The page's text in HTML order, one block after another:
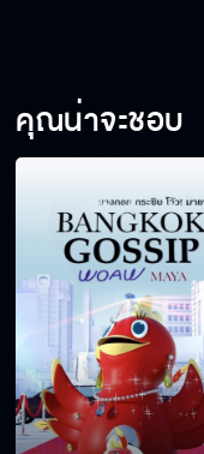
คุณน่าจะชอบ